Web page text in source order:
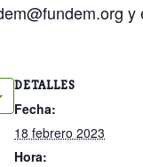
y
DETALLES
Fecha:
18 febrero 2023
Hora: